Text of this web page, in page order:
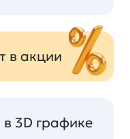
в акции
3D графике